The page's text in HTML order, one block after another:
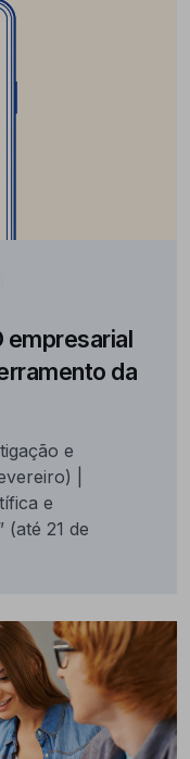
empresarial
da
e
|
e
(até 21 de